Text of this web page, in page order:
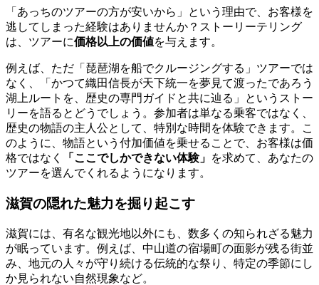
「あっちのツアーの方が安いから」という理由で、お客様を
逃してしまった経験はありませんか？ストーリーテリング
は、ツアーに価格以上の価値を与えます。
例えば、ただ「琵琶湖を船でクルージングする」ツアーでは
なく、「かつて織田信長が天下統一を夢見て渡ったであろう
湖上ルートを、歴史の専門ガイドと共に辿る」というストー
リーを語るとどうでしょう。参加者は単なる乗客ではなく、
歴史の物語の主人公として、特別な時間を体験できます。こ
のように、物語という付加価値を乗せることで、お客様は価
格ではなく
「ここでしかできない体験」 を求めて、あなたの
ツアーを選んでくれるようになります。
滋賀の隠れた魅力を掘り起こす
滋賀には、有名な観光地以外にも、数多くの知られざる魅力
が眠っています。例えば、中山道の宿場町の面影が残る街並
み、地元の人々が守り続ける伝統的な祭り、特定の季節にし
か見られない自然現象など。